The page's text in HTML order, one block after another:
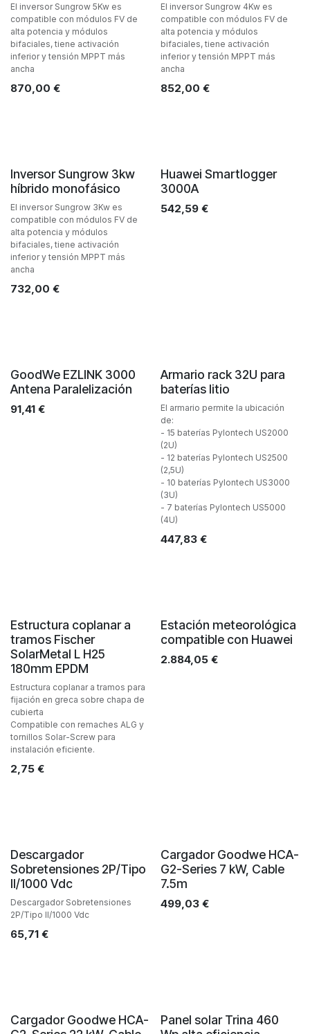
El inversor Sungrow 5Kw es
compatible con módulos FV de
alta potencia y módulos
bifaciales, tiene activación
inferior y tensión MPPT más
ancha
870,00 €
El inversor Sungrow 4Kw es
compatible con módulos FV de
alta potencia y módulos
bifaciales, tiene activación
inferior y tensión MPPT más
ancha
852,00 €
Inversor Sungrow 3kw
híbrido monofásico
El inversor Sungrow 3Kw es
compatible con módulos FV de
alta potencia y módulos
bifaciales, tiene activación
inferior y tensión MPPT más
ancha
732,00 €
Huawei Smartlogger
3000A
542,59€
GoodWe EZLINK 3000
Antena Paralelización
91,41 €
Armario rack 32U para
baterías litio
El armario permite la ubicación
de:
- 15 baterías Pylontech US2000
(2U)
- 12 baterías Pylontech US2500
(2,5U)
- 10 baterías Pylontech US3000
(3U)
- 7 baterías Pylontech US5000
(4U)
447,83€
Estructura coplanar a
tramos Fischer
SolarMetal L H25
180mm EPDM
Estructura coplanar a tramos para
fijación en greca sobre chapa de
cubierta
Compatible con remaches ALG y
tornillos Solar-Screw para
instalación eficiente.
2,75 €
Estación meteorológica
compatible con Huawei
2.884,05€
Descargador
Sobretensiones 2P/Tipo
II/1000 Vdc
Descargador Sobretensiones
2P/Tipo II/1000 Vdc
65,71 €
Cargador Goodwe HCA-
G2-Series 7 kW, Cable
7.5m
499,03€
Cargador Goodwe HCA-
Panel solar Trina 460